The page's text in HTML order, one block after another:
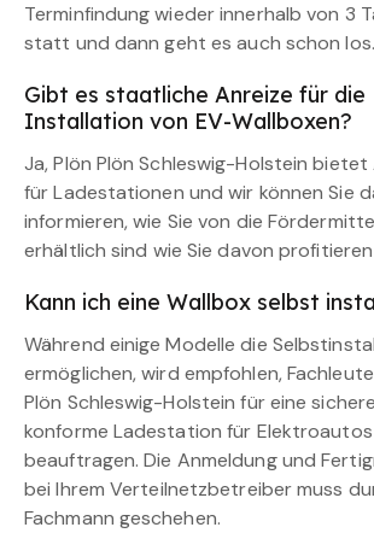
Terminfindung wieder innerhalb von 3
statt und dann geht es auch schon los.
Gibt es staatliche Anreize für die
Installation von EV-Wallboxen?
Ja, Plön Plön Schleswig-Holstein bietet
für Ladestationen und wir können Sie
informieren, wie Sie von die
erhältlich sind wie Sie davon
Kann ich eine Wallbox selbst
Während einige Modelle die
ermöglichen, wird empfohlen,
Plön Schleswig-Holstein für eine
konforme Ladestation für
beauftragen. Die Anmeldung und
bei Ihrem Verteilnetzbetreiber muss
Fachmann geschehen.